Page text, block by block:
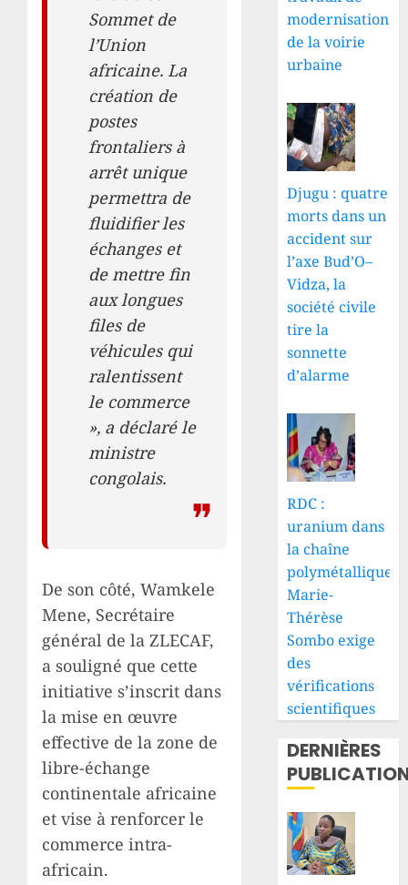
Sommet de
l’Union
africaine. La
création de
postes
frontaliers à
arrêt unique
permettra de
fluidifier les
échanges et
de mettre fin
aux longues
files de
véhicules qui
ralentissent
le commerce
», a déclaré le
ministre
congolais.
De son côté, Wamkele
Mene, Secrétaire
général de la ZLECAF,
a souligné que cette
initiative s’inscrit dans
la mise en œuvre
effective de la zone de
libre-échange
continentale africaine
et vise à renforcer le
commerce intra-
africain.
modernisation
de la voirie
urbaine
Djugu : quatre
morts dans un
accident sur
l’axe Bud’O–
Vidza, la
société civile
tire la
sonnette
d’alarme
RDC :
uranium dans
la chaîne
polymétallique,
Marie-
Thérèse
Sombo exige
des
vérifications
scientifiques
DERNIÈRES